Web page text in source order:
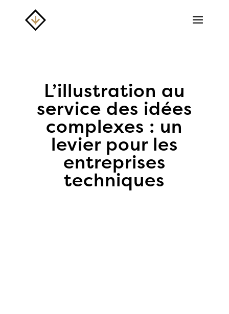
L’illustration au
service des idées
complexes : un
levier pour les
entreprises
techniques